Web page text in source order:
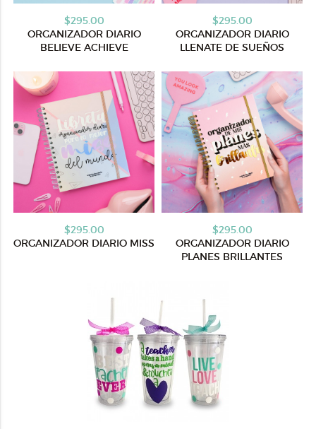
$295.00
ORGANIZADOR DIARIO
BELIEVE ACHIEVE
$295.00
ORGANIZADOR DIARIO
LLENATE DE SUEÑOS
$295.00
ORGANIZADOR DIARIO MISS
$295.00
ORGANIZADOR DIARIO
PLANES BRILLANTES